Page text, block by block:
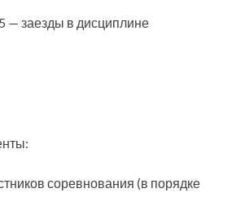
— заезды в дисциплине
соревнования (в порядке